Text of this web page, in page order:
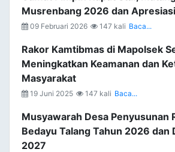
Musrenbang 2026 dan
09 Februari 2026 147 kali Baca...
Rakor Kamtibmas di Mapolsek
Meningkatkan Keamanan dan
Masyarakat
19 Juni 2025 147 kali Baca...
Musyawarah Desa Penyusunan
Bedayu Talang Tahun 2026 dan
2027